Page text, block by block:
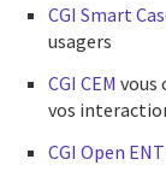
CGI Smart
usagers
CGI CEM vous
vos
CGI Open ENT